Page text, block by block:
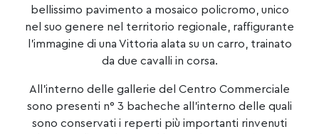
bellissimo pavimento a mosaico policromo, unico
nel suo genere nel territorio regionale, raffigurante
l’immagine di una Vittoria alata su un carro, trainato
da due cavalli in corsa.
All’interno delle gallerie del Centro Commerciale
sono presenti n° 3 bacheche all’interno delle quali
sono conservati i reperti più importanti rinvenuti